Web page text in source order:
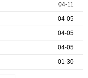
04-11
04-05
04-05
04-05
01-30